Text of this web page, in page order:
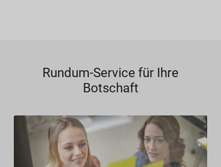
Rundum-Service für Ihre
Botschaft